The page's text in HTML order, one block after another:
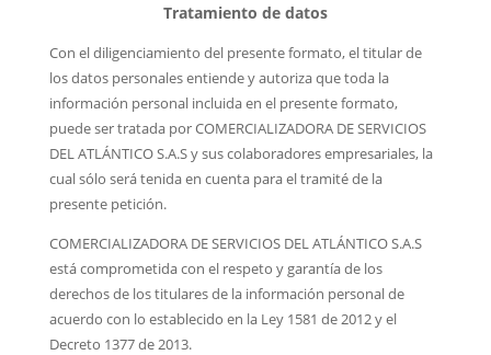
Tratamiento de datos
Con el diligenciamiento del presente formato, el titular de
los datos personales entiende y autoriza que toda la
información personal incluida en el presente formato,
puede ser tratada por COMERCIALIZADORA DE SERVICIOS
DEL ATLÁNTICO S.A.S y sus colaboradores empresariales, la
cual sólo será tenida en cuenta para el tramité de la
presente petición.
COMERCIALIZADORA DE SERVICIOS DEL ATLÁNTICO S.A.S
está comprometida con el respeto y garantía de los
derechos de los titulares de la información personal de
acuerdo con lo establecido en la Ley 1581 de 2012 y el
Decreto 1377 de 2013.